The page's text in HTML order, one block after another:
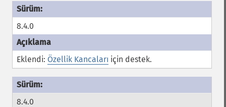
8.4.0
Eklendi: Özellik Kancaları için destek.
8.4.0